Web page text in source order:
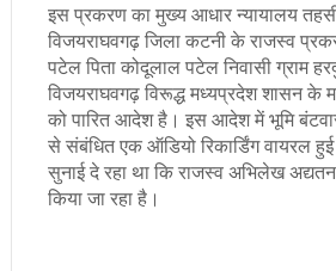
इस प्रकरण का मुख्य आधार न्यायालय
विजयराघवगढ़ जिला कटनी के राजस्व
पटेल पिता कोदूलाल पटेल निवासी ग्राम
विजयराघवगढ़ विरूद्ध मध्यप्रदेश शासन
को पारित आदेश है। इस आदेश में भूमि
से संबंधित एक ऑडियो रिकार्डिंग वायरल
सुनाई दे रहा था कि राजस्व अभिलेख
किया जा रहा है।